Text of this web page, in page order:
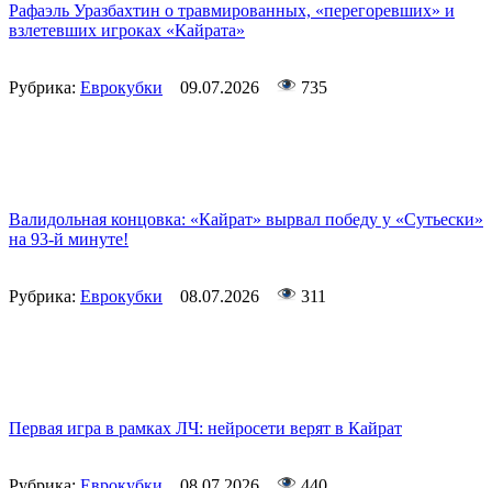
Рафаэль Уразбахтин о травмированных, «перегоревших» и
взлетевших игроках «Кайрата»
Рубрика: Еврокубки 09.07.2026 735
Валидольная концовка: «Кайрат» вырвал победу у «Сутьески»
на 93-й минуте!
Рубрика: Еврокубки 08.07.2026 311
Первая игра в рамках ЛЧ: нейросети верят в Кайрат